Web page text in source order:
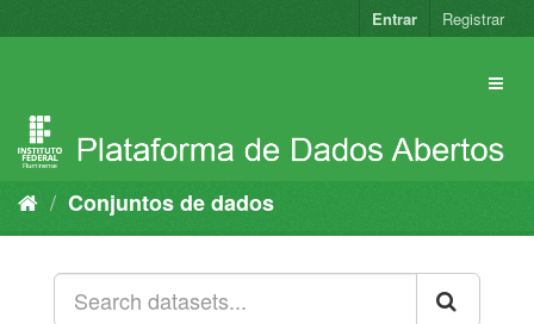
para
Entrar Registrar
Conjuntos de dados